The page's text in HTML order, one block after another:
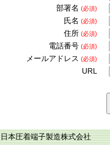
部署名 (必須)
氏名 (必須)
住所 (必須)
電話番号 (必須)
メールアドレス (必須)
URL
日本圧着端子製造株式会社